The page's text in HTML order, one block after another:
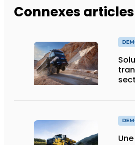
Connexes articles